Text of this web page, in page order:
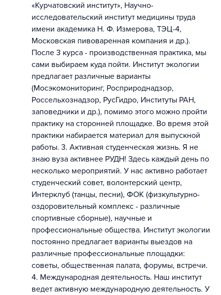
«Курчатовский институт», Научно-
исследовательский институт медицины труда
имени академика Н. Ф. Измерова, ТЭЦ-4,
Московская пивоваренная компания и др.).
После 3 курса - производственная практика, мы
сами выбираем куда пойти. Институт экологии
предлагает различные варианты
(Мосэкомониторинг, Росприроднадзор,
Россельхознадзор, РусГидро, Институты РАН,
заповедники и др.), помимо этого можно пройти
практику на сторонней площадке. Во время этой
практики набирается материал для выпускной
работы. 3. Активная студенческая жизнь. Я не
знаю вуза активнее РУДН! Здесь каждый день по
несколько мероприятий. У нас активно работает
студенческий совет, волонтерский центр,
Интерклуб (танцы, песни), ФОК (физкультурно-
оздоровительный комплекс - различные
спортивные сборные), научные и
профессиональные общества. Институт экологии
постоянно предлагает варианты выездов на
различные профессиональные площадки:
советы, общественная палата, форумы, встречи.
4. Международная деятельность. Наш институт
ведет активную международную деятельность. У